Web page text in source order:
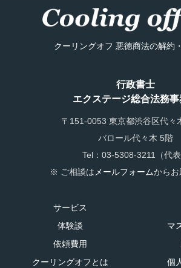
クーリングオフ 悪徳商法の解約
行政書士
エクステージ総合法務
〒151-0053 東京都渋谷区代々
バロール代々木 5階
Tel：03-5308-3211（代表
※ ご相談はメールフォームからお
サービス
体験談
依頼費用
クーリングオフとは
マ
個